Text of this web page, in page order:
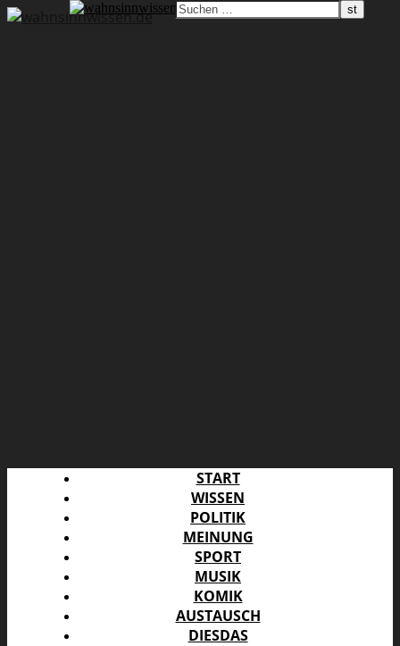
START
WISSEN
POLITIK
MEINUNG
SPORT
MUSIK
KOMIK
AUSTAUSCH
DIESDAS